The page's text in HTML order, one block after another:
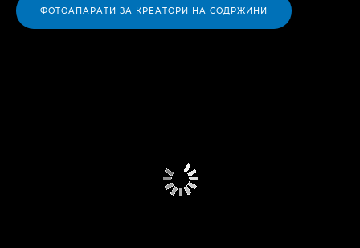
ФОТОАПАРАТИ ЗА КРЕАТОРИ НА СОДРЖИНИ